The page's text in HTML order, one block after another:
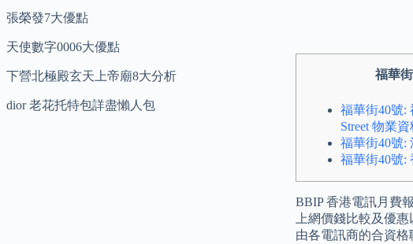
福華
福華街40號:
Street 物業資
福華街40號:
福華街40號:
BBIP 香港電訊月費
上網價錢比較及優
由各電訊商的合資
張榮發7大優點
天使數字0006大優點
下營北極殿玄天上帝廟8大分析
dior 老花托特包詳盡懶人包